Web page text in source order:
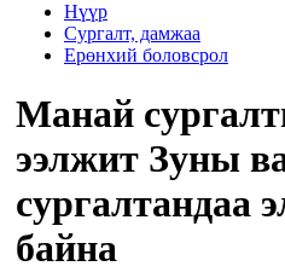
Нүүр
Сургалт, дамжаа
Ерөнхий боловсрол
Манай
ээлжит Зуны
сургалтандаа
байна